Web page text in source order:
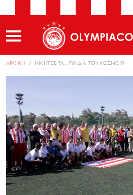
ΑΡΧΙΚΗ ΝΙΚΗΤΕΣ ΤΑ… ΠΑΙΔΙΑ ΤΟΥ ΚΟΣΜΟΥ!